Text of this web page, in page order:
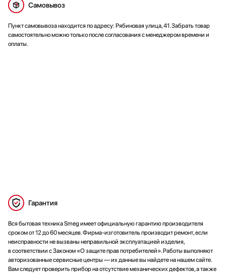
Самовывоз
Пункт самовывоза находится по адресу: Рябиновая улица, 41. Забрать товар
самостоятельно можно только после согласования с менеджером времени и
оплаты.
Гарантия
Вся бытовая техника Smeg имеет официальную гарантию производителя
сроком от 12 до 60 месяцев. Фирма-изготовитель производит ремонт, если
неисправности не вызваны неправильной эксплуатацией изделия,
в соответствии с Законом «О защите прав потребителей». Работы выполняют
авторизованные сервисные центры — их данные вы найдете на нашем сайте.
Вам следует проверить прибор на отсутствие механических дефектов, а также